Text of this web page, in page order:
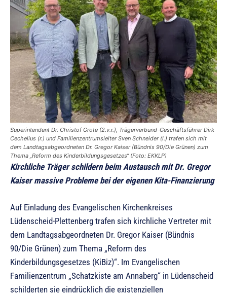
Superintendent Dr. Christof Grote (2.v.r.), Trägerverbund-Geschäftsführer Dirk
Cechelius (r.) und Familienzentrumsleiter Sven Schneider (l.) trafen sich mit
dem Landtagsabgeordneten Dr. Gregor Kaiser (Bündnis 90/Die Grünen) zum
Thema „Reform des Kinderbildungsgesetzes“ (Foto: EKKLP)
Kirchliche Träger schildern beim Austausch mit Dr. Gregor
Kaiser massive Probleme bei der eigenen Kita-Finanzierung
Auf Einladung des Evangelischen Kirchenkreises
Lüdenscheid-Plettenberg trafen sich kirchliche Vertreter mit
dem Landtagsabgeordneten Dr. Gregor Kaiser (Bündnis
90/Die Grünen) zum Thema „Reform des
Kinderbildungsgesetzes (KiBiz)“. Im Evangelischen
Familienzentrum „Schatzkiste am Annaberg“ in Lüdenscheid
schilderten sie eindrücklich die existenziellen